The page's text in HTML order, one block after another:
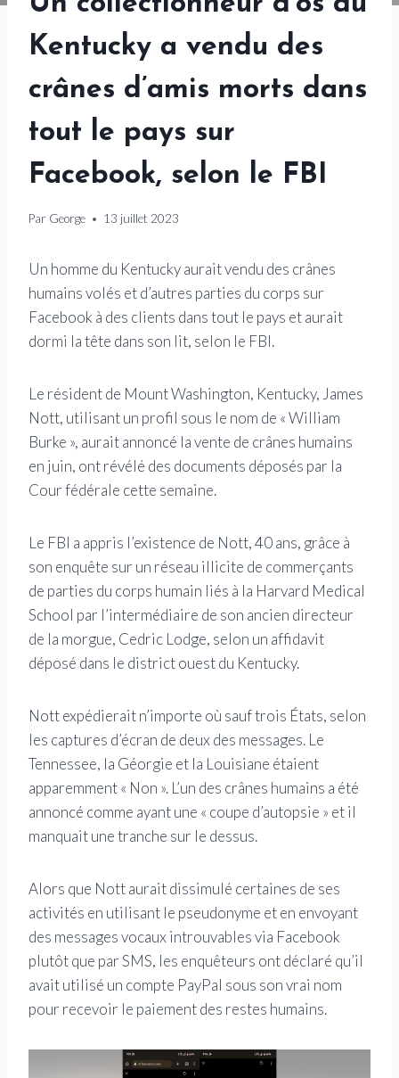
Kentucky a vendu des
crânes d’amis morts dans
tout le pays sur
Facebook, selon le FBI
Par George 13 juillet 2023
Un homme du Kentucky aurait vendu des crânes
humains volés et d’autres parties du corps sur
Facebook à des clients dans tout le pays et aurait
dormi la tête dans son lit, selon le FBI.
Le résident de Mount Washington, Kentucky, James
Nott, utilisant un profil sous le nom de « William
Burke », aurait annoncé la vente de crânes humains
en juin, ont révélé des documents déposés par la
Cour fédérale cette semaine.
Le FBI a appris l’existence de Nott, 40 ans, grâce à
son enquête sur un réseau illicite de commerçants
de parties du corps humain liés à la Harvard Medical
School par l’intermédiaire de son ancien directeur
de la morgue, Cedric Lodge, selon un affidavit
déposé dans le district ouest du Kentucky.
Nott expédierait n’importe où sauf trois États, selon
les captures d’écran de deux des messages. Le
Tennessee, la Géorgie et la Louisiane étaient
apparemment « Non ». L’un des crânes humains a été
annoncé comme ayant une « coupe d’autopsie » et il
manquait une tranche sur le dessus.
Alors que Nott aurait dissimulé certaines de ses
activités en utilisant le pseudonyme et en envoyant
des messages vocaux introuvables via Facebook
plutôt que par SMS, les enquêteurs ont déclaré qu’il
avait utilisé un compte PayPal sous son vrai nom
pour recevoir le paiement des restes humains.